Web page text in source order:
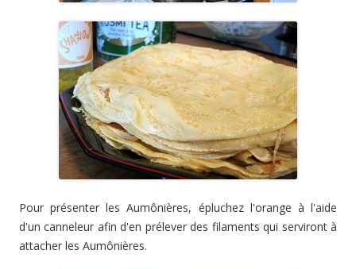
Pour présenter les Aumônières, épluchez l'orange à l'aide
d'un canneleur afin d'en prélever des filaments qui serviront à
attacher les Aumônières.